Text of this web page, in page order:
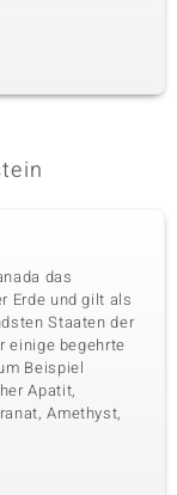
das
Erde und gilt als
Staaten der
einige begehrte
Beispiel
Apatit,
Amethyst,